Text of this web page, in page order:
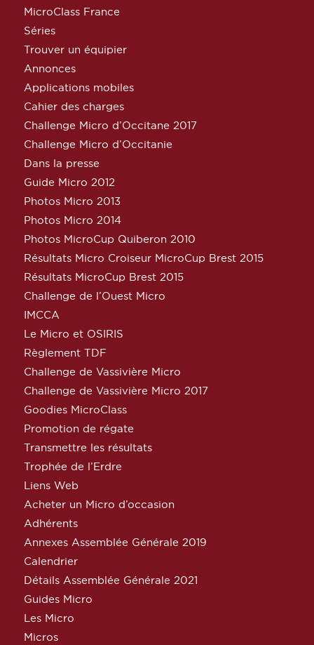
MicroClass France
Séries
Trouver un équipier
Annonces
Applications mobiles
Cahier des charges
Challenge Micro d’Occitane 2017
Challenge Micro d’Occitanie
Dans la presse
Guide Micro 2012
Photos Micro 2013
Photos Micro 2014
Photos MicroCup Quiberon 2010
Résultats Micro Croiseur MicroCup Brest 2015
Résultats MicroCup Brest 2015
Challenge de l’Ouest Micro
IMCCA
Le Micro et OSIRIS
Règlement TDF
Challenge de Vassivière Micro
Challenge de Vassivière Micro 2017
Goodies MicroClass
Promotion de régate
Transmettre les résultats
Trophée de l’Erdre
Liens Web
Acheter un Micro d’occasion
Adhérents
Annexes Assemblée Générale 2019
Calendrier
Détails Assemblée Générale 2021
Guides Micro
Les Micro
Micros